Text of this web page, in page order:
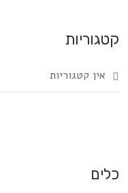
קטגוריות
אין קטגוריות
כלים